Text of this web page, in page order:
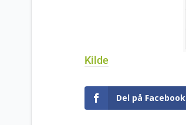
Kilde
Del på Facebook